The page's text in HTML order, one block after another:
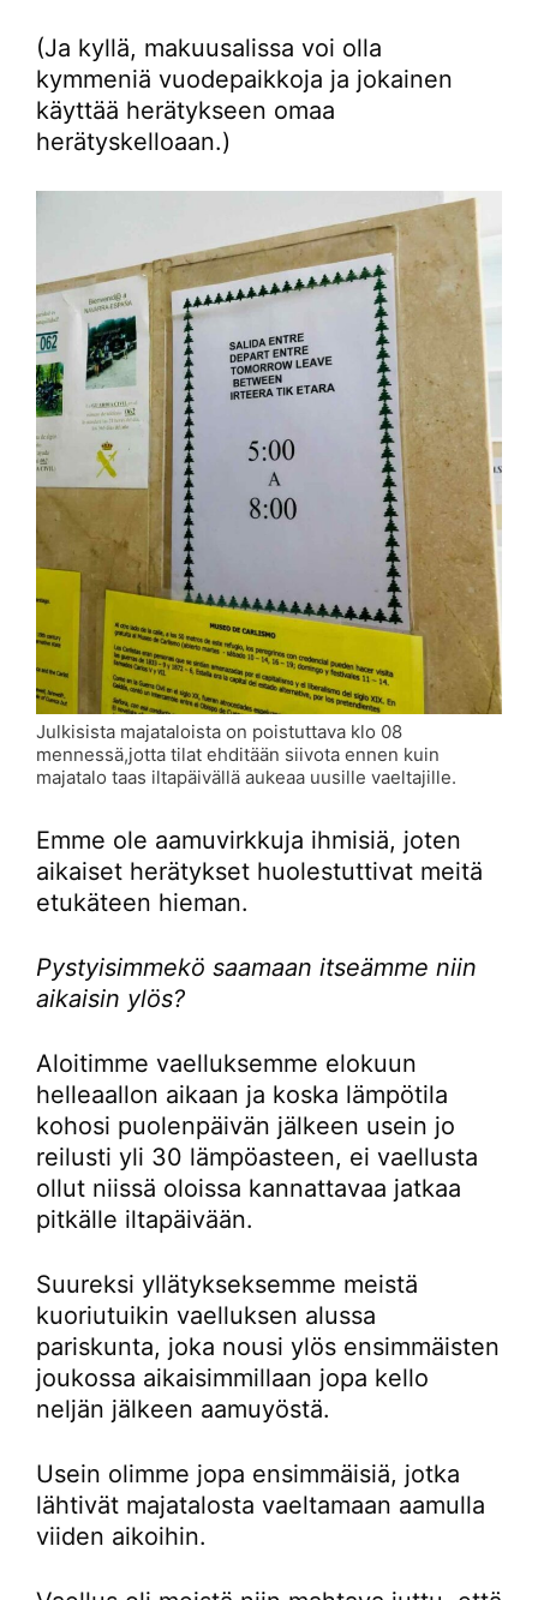
(Ja kyllä, makuusalissa voi olla
kymmeniä vuodepaikkoja ja jokainen
käyttää herätykseen omaa
herätyskelloaan.)
Julkisista majataloista on poistuttava klo 08
mennessä,jotta tilat ehditään siivota ennen kuin
majatalo taas iltapäivällä aukeaa uusille vaeltajille.
Emme ole aamuvirkkuja ihmisiä, joten
aikaiset herätykset huolestuttivat meitä
etukäteen hieman.
Pystyisimmekö saamaan itseämme niin
aikaisin ylös?
Aloitimme vaelluksemme elokuun
helleaallon aikaan ja koska lämpötila
kohosi puolenpäivän jälkeen usein jo
reilusti yli 30 lämpöasteen, ei vaellusta
ollut niissä oloissa kannattavaa jatkaa
pitkälle iltapäivään.
Suureksi yllätykseksemme meistä
kuoriutuikin vaelluksen alussa
pariskunta, joka nousi ylös ensimmäisten
joukossa aikaisimmillaan jopa kello
neljän jälkeen aamuyöstä.
Usein olimme jopa ensimmäisiä, jotka
lähtivät majatalosta vaeltamaan aamulla
viiden aikoihin.